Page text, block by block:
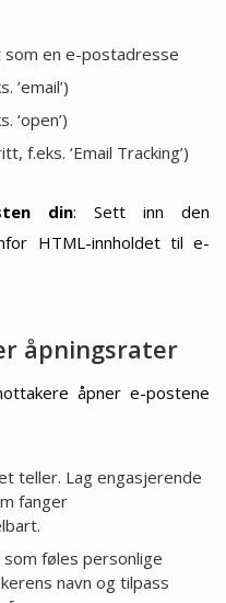
som en e-postadresse
’email’)
‘open’)
f.eks. ‘Email Tracking’)
din: Sett inn den
HTML-innholdet til e-
åpningsrater
åpner e-postene
teller. Lag engasjerende
fanger
føles personlige
navn og tilpass